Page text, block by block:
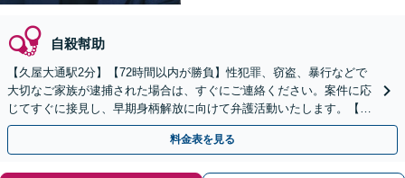
自殺幇助
【久屋大通駅2分】【72時間以内が勝負】性犯罪、窃盗、暴行などで
大切なご家族が逮捕された場合は、すぐにご連絡ください。案件に応
じてすぐに接見し、早期身柄解放に向けて弁護活動いたします。【休
日・夜間面談可能】【ご依頼時は相談料無料】
料金表を見る